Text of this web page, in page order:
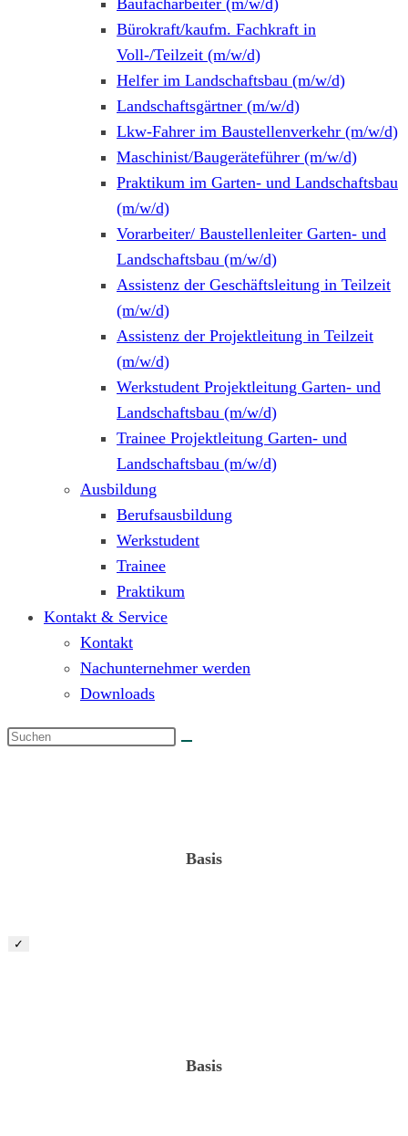
Bürokraft/kaufm. Fachkraft in
Voll-/Teilzeit (m/w/d)
Helfer im Landschaftsbau (m/w/d)
Landschaftsgärtner (m/w/d)
Lkw-Fahrer im Baustellenverkehr (m/w/d)
Maschinist/Baugeräteführer (m/w/d)
Praktikum im Garten- und Landschaftsbau
(m/w/d)
Vorarbeiter/ Baustellenleiter Garten- und
Landschaftsbau (m/w/d)
Assistenz der Geschäftsleitung in Teilzeit
(m/w/d)
Assistenz der Projektleitung in Teilzeit
(m/w/d)
Werkstudent Projektleitung Garten- und
Landschaftsbau (m/w/d)
Trainee Projektleitung Garten- und
Landschaftsbau (m/w/d)
Ausbildung
Berufsausbildung
Werkstudent
Trainee
Praktikum
Kontakt & Service
Kontakt
Nachunternehmer werden
Downloads
Basis
✓
Basis